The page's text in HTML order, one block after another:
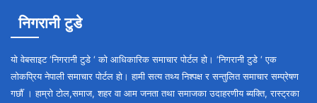
निगरानी टुडे
यो वेबसाइट ‘निगरानी टुडे ‘ को आधिकारिक समाचार पोर्टल हो। ‘निगरानी टुडे ‘ एक
लोकप्रिय नेपाली समाचार पोर्टल हो। हामी सत्य तथ्य निश्पक्ष र सन्तुलित समाचार सम्प्रेषण
गर्छौँ । हाम्रो टोल,समाज, शहर वा आम जनता तथा समाजका उदाहरणीय ब्यक्ति, रास्ट्रका